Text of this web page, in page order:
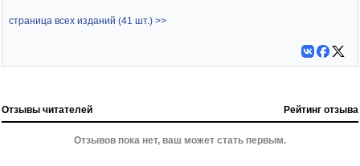
страница всех изданий (41 шт.) >>
Отзывы читателей Рейтинг отзыва
Отзывов пока нет, ваш может стать первым.